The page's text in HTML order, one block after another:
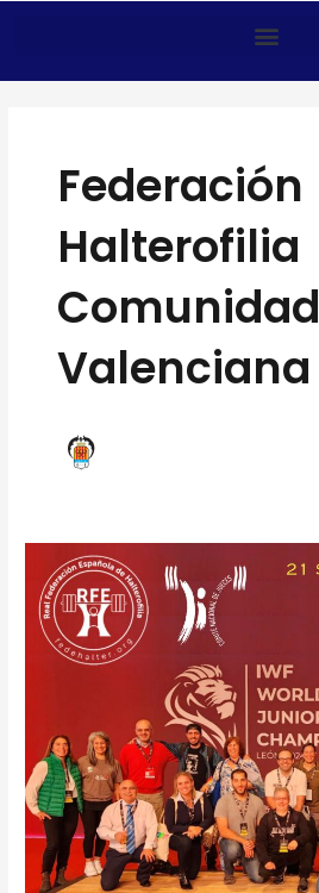
Federación
Halterofilia
Comunidad
Valenciana
Jornada
Jueces
2024
21
sept
León